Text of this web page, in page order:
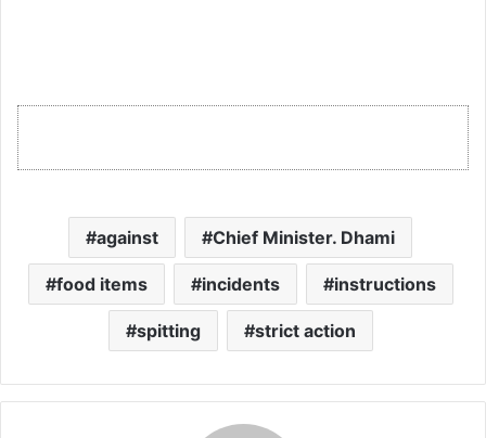
against Chief Minister. Dhami
food items incidents instructions
spitting strict action